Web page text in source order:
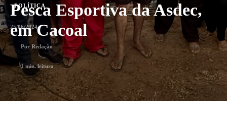
Pesca Esportiva da Asdec,
em Cacoal
POLÍTICA
25/06/2024
Por Redação
1 min. leitura